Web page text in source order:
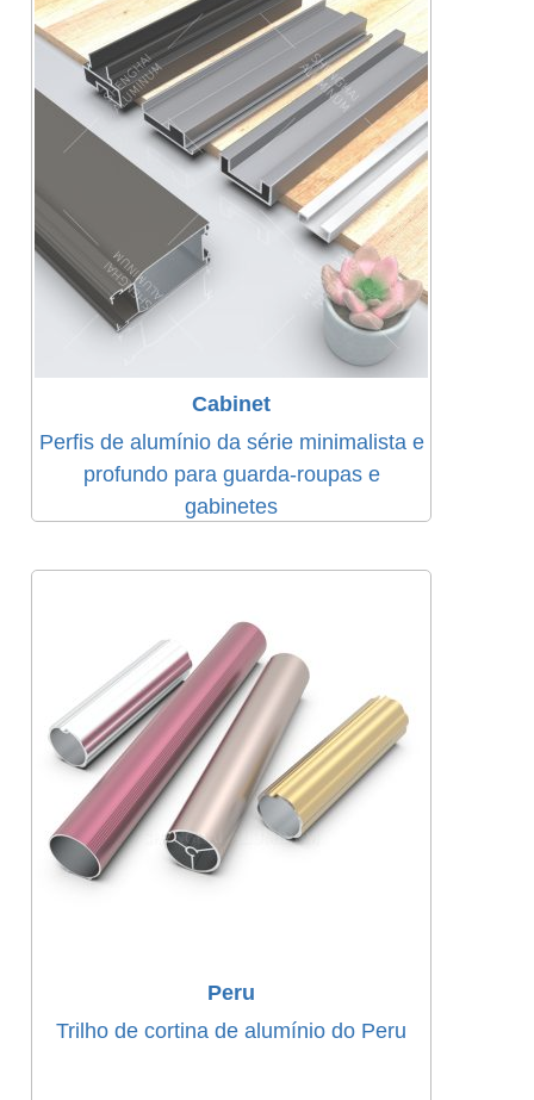
Cabinet
Perfis de alumínio da série minimalista e
profundo para guarda-roupas e
gabinetes
Peru
Trilho de cortina de alumínio do Peru